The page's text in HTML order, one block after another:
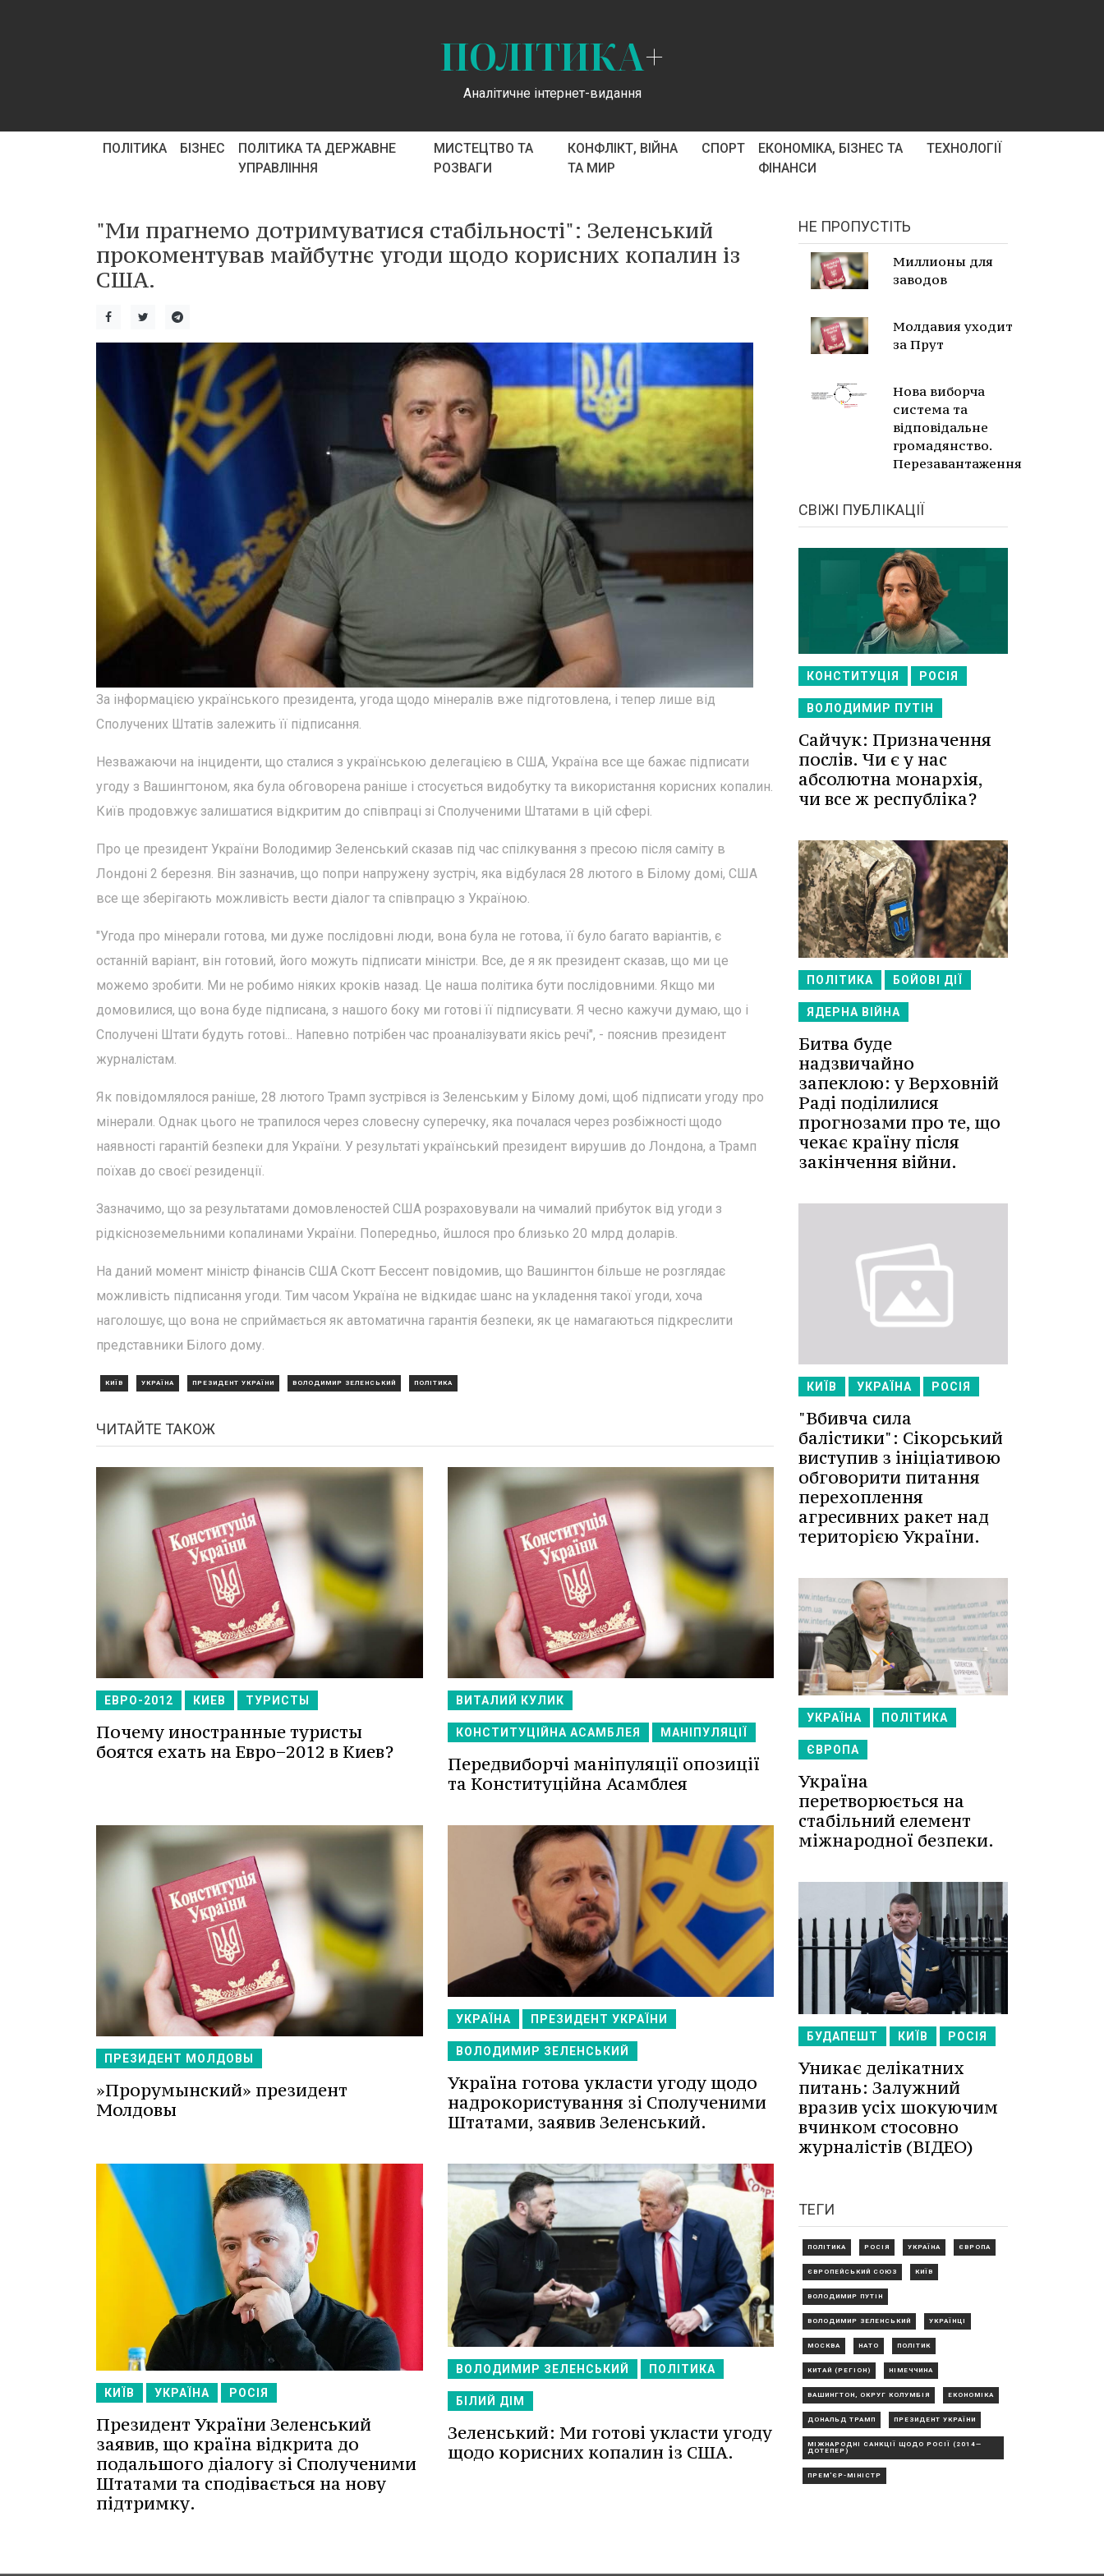
ПОЛІТИКА+
Аналітичне інтернет-видання
ПОЛІТИКА БІЗНЕС
ПОЛІТИКА ТА ДЕРЖАВНЕ
УПРАВЛІННЯ
МИСТЕЦТВО ТА
РОЗВАГИ
КОНФЛІКТ, ВІЙНА
ТА МИР
СПОРТ
ЕКОНОМІКА, БІЗНЕС ТА
ФІНАНСИ
ТЕХНОЛОГІЇ
"Ми прагнемо дотримуватися стабільності": Зеленський
прокоментував майбутнє угоди щодо корисних копалин із
США.
За інформацією українського президента, угода щодо мінералів вже підготовлена, і тепер лише від
Сполучених Штатів залежить її підписання.
Незважаючи на інциденти, що сталися з українською делегацією в США, Україна все ще бажає підписати
угоду з Вашингтоном, яка була обговорена раніше і стосується видобутку та використання корисних копалин.
Київ продовжує залишатися відкритим до співпраці зі Сполученими Штатами в цій сфері.
Про це президент України Володимир Зеленський сказав під час спілкування з пресою після саміту в
Лондоні 2 березня. Він зазначив, що попри напружену зустріч, яка відбулася 28 лютого в Білому домі, США
все ще зберігають можливість вести діалог та співпрацю з Україною.
"Угода про мінерали готова, ми дуже послідовні люди, вона була не готова, її було багато варіантів, є
останній варіант, він готовий, його можуть підписати міністри. Все, де я як президент сказав, що ми це
можемо зробити. Ми не робимо ніяких кроків назад. Це наша політика бути послідовними. Якщо ми
домовилися, що вона буде підписана, з нашого боку ми готові її підписувати. Я чесно кажучи думаю, що і
Сполучені Штати будуть готові... Напевно потрібен час проаналізувати якісь речі", - пояснив президент
журналістам.
Як повідомлялося раніше, 28 лютого Трамп зустрівся із Зеленським у Білому домі, щоб підписати угоду про
мінерали. Однак цього не трапилося через словесну суперечку, яка почалася через розбіжності щодо
наявності гарантій безпеки для України. У результаті український президент вирушив до Лондона, а Трамп
поїхав до своєї резиденції.
Зазначимо, що за результатами домовленостей США розраховували на чималий прибуток від угоди з
рідкісноземельними копалинами України. Попередньо, йшлося про близько 20 млрд доларів.
На даний момент міністр фінансів США Скотт Бессент повідомив, що Вашингтон більше не розглядає
можливість підписання угоди. Тим часом Україна не відкидає шанс на укладення такої угоди, хоча
наголошує, що вона не сприймається як автоматична гарантія безпеки, як це намагаються підкреслити
представники Білого дому.
КИЇВ УКРАЇНА ПРЕЗИДЕНТ УКРАЇНИ ВОЛОДИМИР ЗЕЛЕНСЬКИЙ ПОЛІТИКА
ЧИТАЙТЕ ТАКОЖ
ЕВРО-2012 КИЕВ ТУРИСТЫ
Почему иностранные туристы
боятся ехать на Евро−2012 в Киев?
ВИТАЛИЙ КУЛИК
КОНСТИТУЦІЙНА АСАМБЛЕЯ МАНІПУЛЯЦІЇ
Передвиборчі маніпуляції опозиції
та Конституційна Асамблея
ПРЕЗИДЕНТ МОЛДОВЫ
»Прорумынский» президент
Молдовы
УКРАЇНА ПРЕЗИДЕНТ УКРАЇНИ
ВОЛОДИМИР ЗЕЛЕНСЬКИЙ
Україна готова укласти угоду щодо
надрокористування зі Сполученими
Штатами, заявив Зеленський.
КИЇВ УКРАЇНА РОСІЯ
Президент України Зеленський
заявив, що країна відкрита до
подальшого діалогу зі Сполученими
Штатами та сподівається на нову
підтримку.
ВОЛОДИМИР ЗЕЛЕНСЬКИЙ ПОЛІТИКА
БІЛИЙ ДІМ
Зеленський: Ми готові укласти угоду
щодо корисних копалин із США.
НЕ ПРОПУСТІТЬ
Миллионы для
заводов
Молдавия уходит
за Прут
Нова виборча
система та
відповідальне
громадянство.
Перезавантаження
СВІЖІ ПУБЛІКАЦІЇ
КОНСТИТУЦІЯ РОСІЯ
ВОЛОДИМИР ПУТІН
Сайчук: Призначення
послів. Чи є у нас
абсолютна монархія,
чи все ж республіка?
ПОЛІТИКА БОЙОВІ ДІЇ
ЯДЕРНА ВІЙНА
Битва буде
надзвичайно
запеклою: у Верховній
Раді поділилися
прогнозами про те, що
чекає країну після
закінчення війни.
КИЇВ УКРАЇНА РОСІЯ
"Вбивча сила
балістики": Сікорський
виступив з ініціативою
обговорити питання
перехоплення
агресивних ракет над
територією України.
УКРАЇНА ПОЛІТИКА
ЄВРОПА
Україна
перетворюється на
стабільний елемент
міжнародної безпеки.
БУДАПЕШТ КИЇВ РОСІЯ
Уникає делікатних
питань: Залужний
вразив усіх шокуючим
вчинком стосовно
журналістів (ВІДЕО)
ТЕГИ
ПОЛІТИКА РОСІЯ УКРАЇНА ЄВРОПА
ЄВРОПЕЙСЬКИЙ СОЮЗ КИЇВ
ВОЛОДИМИР ПУТІН
ВОЛОДИМИР ЗЕЛЕНСЬКИЙ УКРАЇНЦІ
МОСКВА НАТО ПОЛІТИК
КИТАЙ (РЕГІОН) НІМЕЧЧИНА
ВАШИНГТОН, ОКРУГ КОЛУМБІЯ ЕКОНОМІКА
ДОНАЛЬД ТРАМП ПРЕЗИДЕНТ УКРАЇНИ
МІЖНАРОДНІ САНКЦІЇ ЩОДО РОСІЇ (2014—
ДОТЕПЕР)
ПРЕМ'ЄР-МІНІСТР